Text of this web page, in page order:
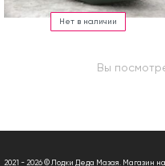
Нет в наличии
Вы
2021 - 2026 © Лодки Деда Мазая. Магазин